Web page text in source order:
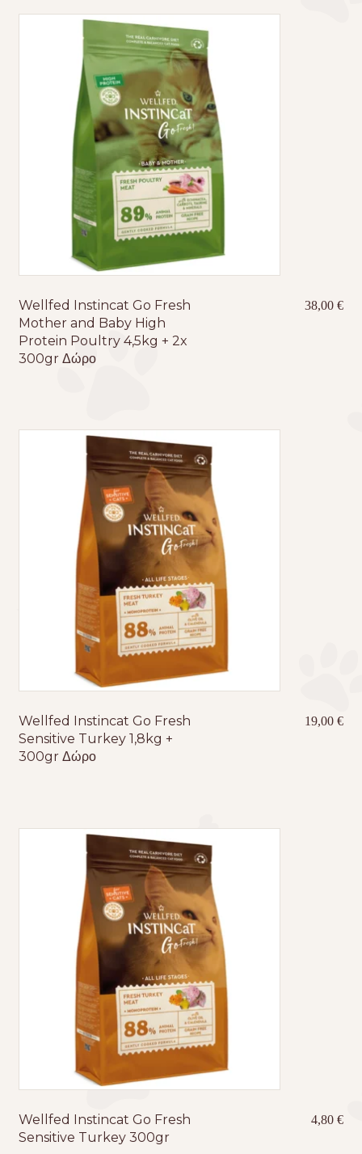
Wellfed Instincat Go Fresh
Mother and Baby High
Protein Poultry 4,5kg + 2x
300gr Δώρο
38,00€
Wellfed Instincat Go Fresh
Sensitive Turkey 1,8kg +
300gr Δώρο
19,00€
Wellfed Instincat Go Fresh
Sensitive Turkey 300gr
4,80€